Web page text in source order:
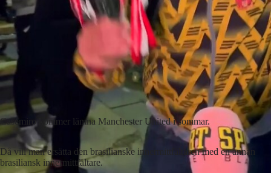
Casemiro kommer lämna Manchester United i sommar.
Då vill man ersätta den brasilianske innermittfältaren med en annan
brasiliansk innermittfältare.